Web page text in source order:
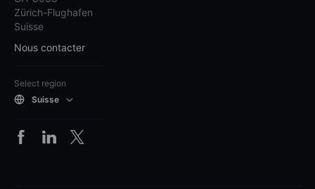
Zürich-Flughafen
Suisse
Nous contacter
Select region
Suisse